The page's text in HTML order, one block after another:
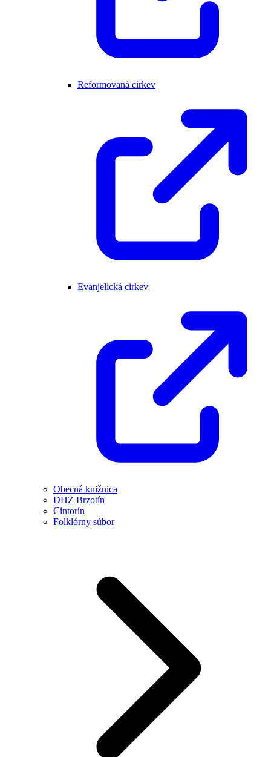
Reformovaná cirkev
Evanjelická cirkev
Obecná knižnica
DHZ Brzotín
Cintorín
Folklórny súbor